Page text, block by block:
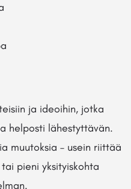
ja ideoihin, jotka
helposti lähestyttävän.
muutoksia – usein riittää
pieni yksityiskohta